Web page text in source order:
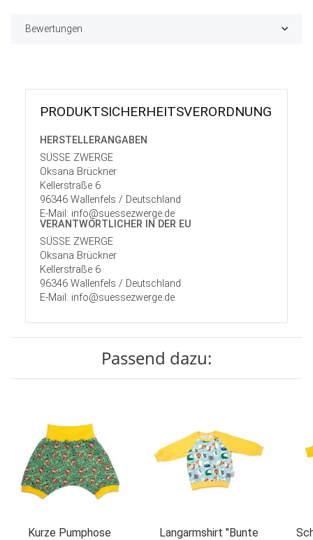
Bewertungen
PRODUKT­SICHER­HEITS­VER­ORD­NUNG
HERSTELLER­ANGABEN
SÜSSE ZWERGE
Oksana Brückner
Kellerstraße 6
96346 Wallenfels / Deutschland
E-Mail: info@suessezwerge.de
VERANTWORT­LICHER IN DER EU
SÜSSE ZWERGE
Oksana Brückner
Kellerstraße 6
96346 Wallenfels / Deutschland
E-Mail: info@suessezwerge.de
Passend dazu:
Kurze Pumphose
Langarmshirt "Bunte